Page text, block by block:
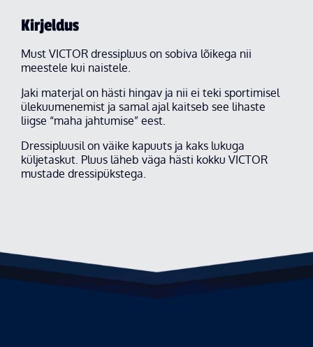
Kirjeldus
Must VICTOR dressipluus on sobiva lõikega nii
meestele kui naistele.
Jaki materjal on hästi hingav ja nii ei teki sportimisel
ülekuumenemist ja samal ajal kaitseb see lihaste
liigse “maha jahtumise” eest.
Dressipluusil on väike kapuuts ja kaks lukuga
küljetaskut. Pluus läheb väga hästi kokku VICTOR
mustade dressipükstega.